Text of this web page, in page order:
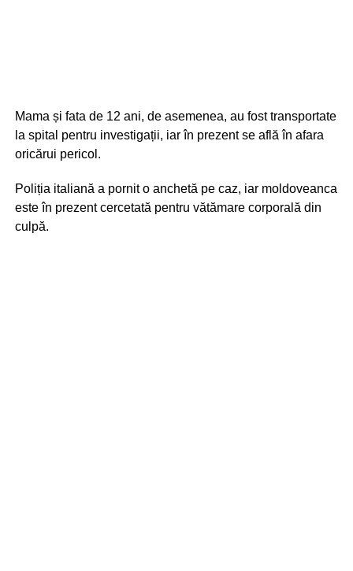
Mama și fata de 12 ani, de asemenea, au fost transportate
la spital pentru investigații, iar în prezent se află în afara
oricărui pericol.
Poliția italiană a pornit o anchetă pe caz, iar moldoveanca
este în prezent cercetată pentru vătămare corporală din
culpă.